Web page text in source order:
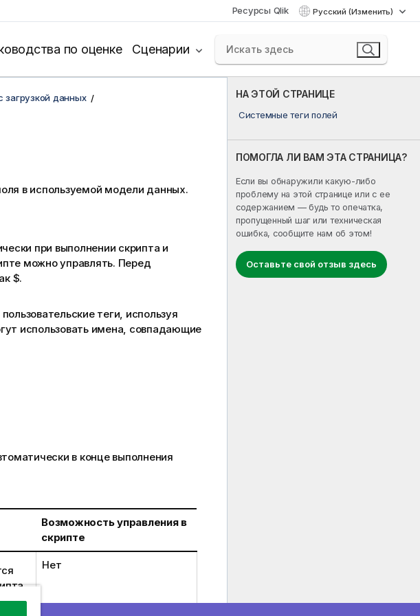
Ресурсы Qlik Русский (Изменить)
по оценке Сценарии
НА ЭТОЙ СТРАНИЦЕ
Системные теги полей
ПОМОГЛА ЛИ ВАМ ЭТА СТРАНИЦА?
Если вы обнаружили какую-либо
проблему на этой странице или с ее
содержанием — будь то опечатка,
пропущенный шаг или техническая
ошибка, сообщите нам об этом!
Оставьте свой отзыв здесь
загрузкой данных
в используемой модели данных.
при выполнении скрипта и
можно управлять. Перед
$.
теги, используя
использовать имена, совпадающие
в конце выполнения
Возможность управления в
скрипте
Нет